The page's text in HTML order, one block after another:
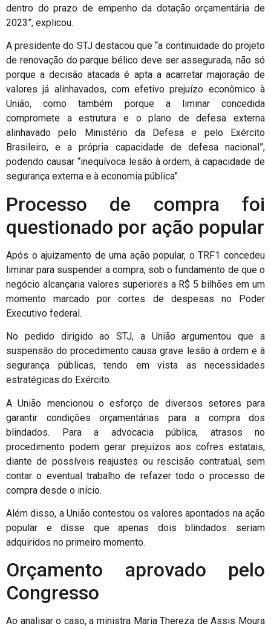
dentro do prazo de empenho da dotação orçamentária de
2023”, explicou.
A presidente do STJ destacou que “a continuidade do projeto
de renovação do parque bélico deve ser assegurada, não só
porque a decisão atacada é apta a acarretar majoração de
valores já alinhavados, com efetivo prejuízo econômico à
União, como também porque a liminar concedida
compromete a estrutura e o plano de defesa externa
alinhavado pelo Ministério da Defesa e pelo Exército
Brasileiro, e a própria capacidade de defesa nacional”,
podendo causar “inequívoca lesão à ordem, à capacidade de
segurança externa e à economia pública”.
Processo de compra foi
questionado por ação popular
Após o ajuizamento de uma ação popular, o TRF1 concedeu
liminar para suspender a compra, sob o fundamento de que o
negócio alcançaria valores superiores a R$ 5 bilhões em um
momento marcado por cortes de despesas no Poder
Executivo federal.
No pedido dirigido ao STJ, a União argumentou que a
suspensão do procedimento causa grave lesão à ordem e à
segurança públicas, tendo em vista as necessidades
estratégicas do Exército.
A União mencionou o esforço de diversos setores para
garantir condições orçamentárias para a compra dos
blindados. Para a advocacia pública, atrasos no
procedimento podem gerar prejuízos aos cofres estatais,
diante de possíveis reajustes ou rescisão contratual, sem
contar o eventual trabalho de refazer todo o processo de
compra desde o início.
Além disso, a União contestou os valores apontados na ação
popular e disse que apenas dois blindados seriam
adquiridos no primeiro momento.
Orçamento aprovado pelo
Congresso
Ao analisar o caso, a ministra Maria Thereza de Assis Moura